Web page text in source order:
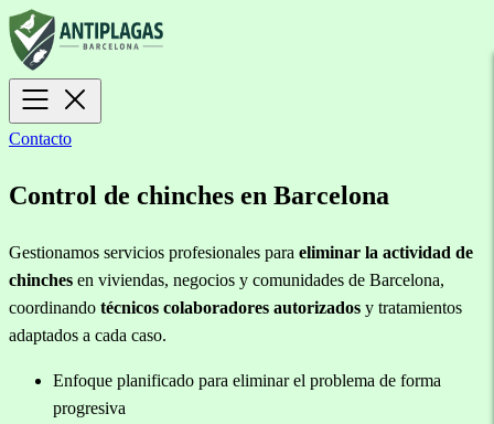
Contacto
Control de chinches en Barcelona
Gestionamos servicios profesionales para eliminar la actividad de
chinches en viviendas, negocios y comunidades de Barcelona,
coordinando técnicos colaboradores autorizados y tratamientos
adaptados a cada caso.
Enfoque planificado para eliminar el problema de forma
progresiva